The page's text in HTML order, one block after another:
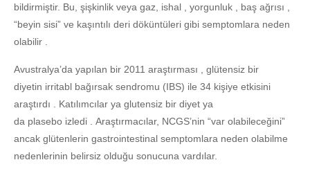
bildirmiştir. Bu, şişkinlik veya gaz, ishal , yorgunluk , baş ağrısı ,
“beyin sisi” ve kaşıntılı deri döküntüleri gibi semptomlara neden
olabilir .
Avustralya’da yapılan bir 2011 araştırması , glütensiz bir
diyetin irritabl bağırsak sendromu (IBS) ile 34 kişiye etkisini
araştırdı . Katılımcılar ya glutensiz bir diyet ya
da plasebo izledi . Araştırmacılar, NCGS’nin “var olabileceğini”
ancak glütenlerin gastrointestinal semptomlara neden olabilme
nedenlerinin belirsiz olduğu sonucuna vardılar.